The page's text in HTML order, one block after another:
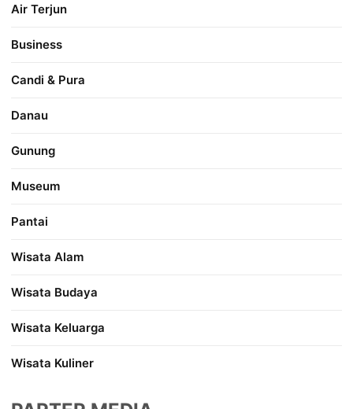
Air Terjun
Business
Candi & Pura
Danau
Gunung
Museum
Pantai
Wisata Alam
Wisata Budaya
Wisata Keluarga
Wisata Kuliner